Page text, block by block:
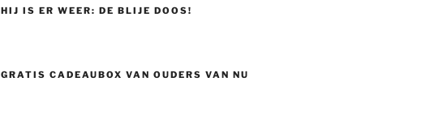
HIJ IS ER WEER: DE BLIJE DOOS!
GRATIS CADEAUBOX VAN OUDERS VAN NU